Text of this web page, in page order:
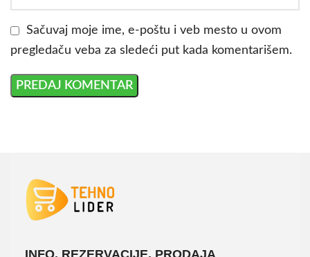
Sačuvaj moje ime, e-poštu i veb mesto u ovom
pregledaču veba za sledeći put kada komentarišem.
INFO, REZERVACIJE, PRODAJA